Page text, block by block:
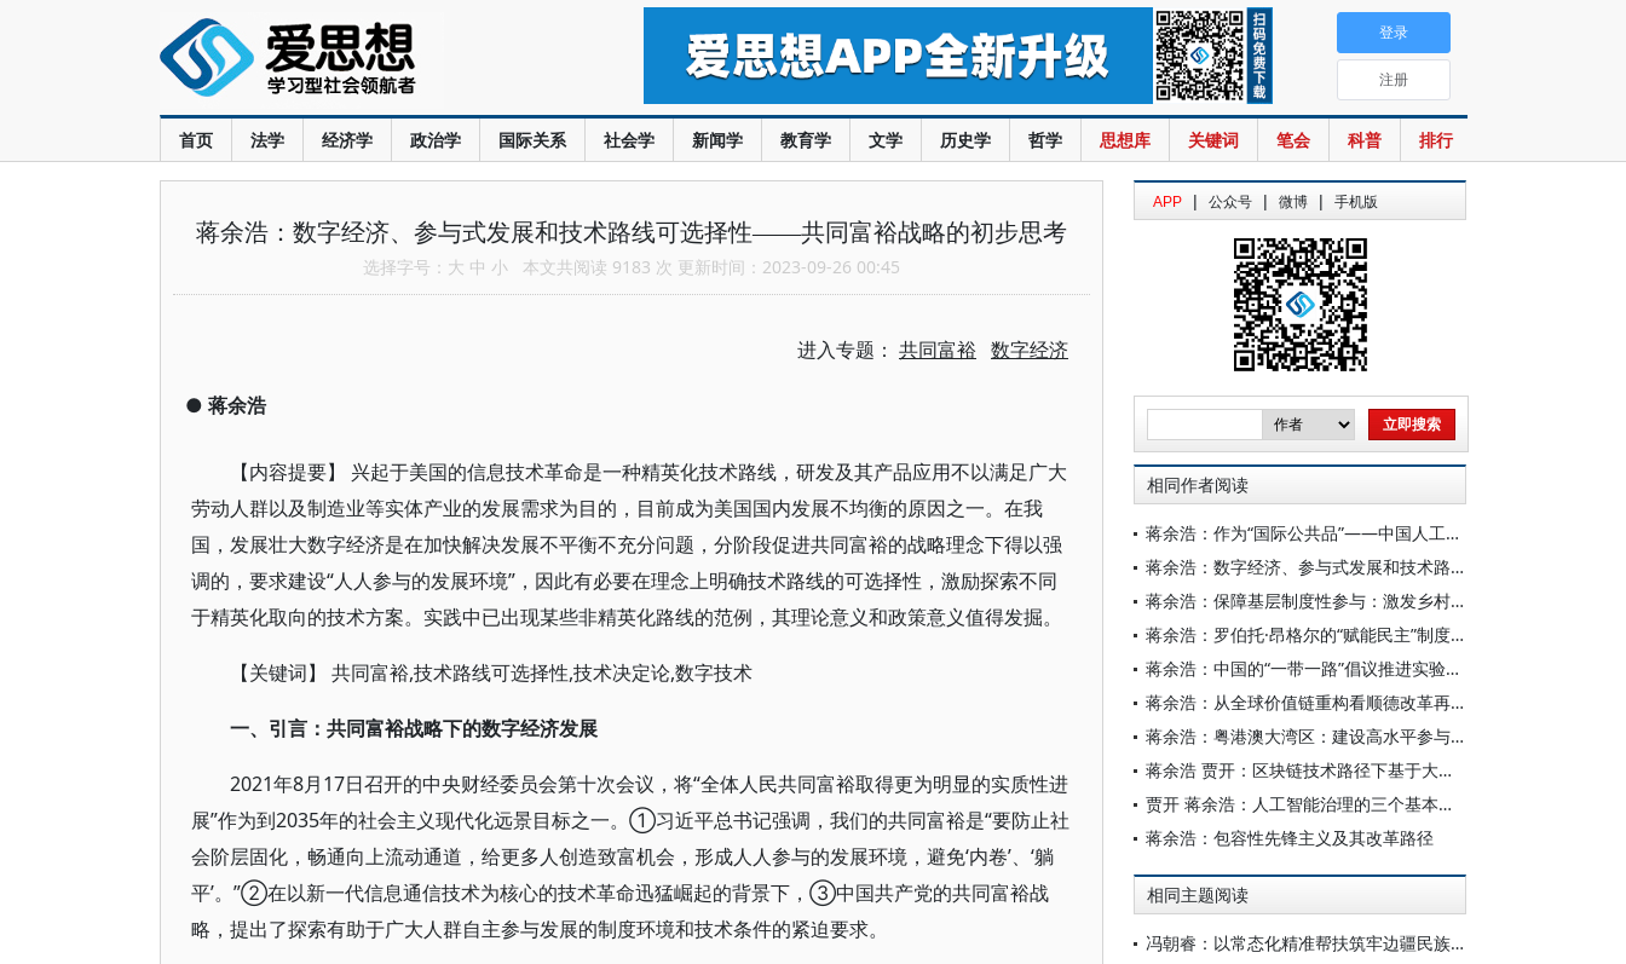
首页 法学 经济学 政治学 国际关系 社会学 新闻学 教育学 文学 历史学 哲学 思想库 关键词 笔会 科普 排行
登录
注册
蒋余浩：数字经济、参与式发展和技术路线可选择性——共同富裕战略的初步思考
选择字号： 大 中 小 本文共阅读 9183 次 更新时间：2023-09-26 00:45
进入专题： 共同富裕 数字经济
● 蒋余浩
【内容提要】 兴起于美国的信息技术革命是一种精英化技术路线，研发及其产品应用不以满足广大
劳动人群以及制造业等实体产业的发展需求为目的，目前成为美国国内发展不均衡的原因之一。在我
国，发展壮大数字经济是在加快解决发展不平衡不充分问题，分阶段促进共同富裕的战略理念下得以强
调的，要求建设“人人参与的发展环境”，因此有必要在理念上明确技术路线的可选择性，激励探索不同
于精英化取向的技术方案。实践中已出现某些非精英化路线的范例，其理论意义和政策意义值得发掘。
【关键词】 共同富裕,技术路线可选择性,技术决定论,数字技术
一、引言：共同富裕战略下的数字经济发展
2021年8月17日召开的中央财经委员会第十次会议，将“全体人民共同富裕取得更为明显的实质性进
展”作为到2035年的社会主义现代化远景目标之一。①习近平总书记强调，我们的共同富裕是“要防止社
会阶层固化，畅通向上流动通道，给更多人创造致富机会，形成人人参与的发展环境，避免‘内卷’、‘躺
平’。”②在以新一代信息通信技术为核心的技术革命迅猛崛起的背景下，③中国共产党的共同富裕战
略，提出了探索有助于广大人群自主参与发展的制度环境和技术条件的紧迫要求。
APP | 公众号 | 微博 | 手机版
相同作者阅读
蒋余浩：作为“国际公共品”——中国人工智能发展战略理念的创新性
蒋余浩：数字经济、参与式发展和技术路线可选择性——共同富裕战略的初步思考
蒋余浩：保障基层制度性参与：激发乡村自主发展意识成长的路径
蒋余浩：罗伯托·昂格尔的“赋能民主”制度纲领
蒋余浩：中国的“一带一路”倡议推进实验主义治理
蒋余浩：从全球价值链重构看顺德改革再出发
蒋余浩：粤港澳大湾区：建设高水平参与国际经济合作新平台
蒋余浩 贾开：区块链技术路径下基于大数据的公共决策责任机制变革研究
贾开 蒋余浩：人工智能治理的三个基本问题：技术逻辑、风险挑战与公共政策选择
蒋余浩：包容性先锋主义及其改革路径
相同主题阅读
冯朝睿：以常态化精准帮扶筑牢边疆民族地区共同富裕根基